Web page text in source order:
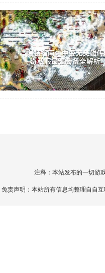
注释：本站发布的一切游
免责声明：本站所有信息均整理自自